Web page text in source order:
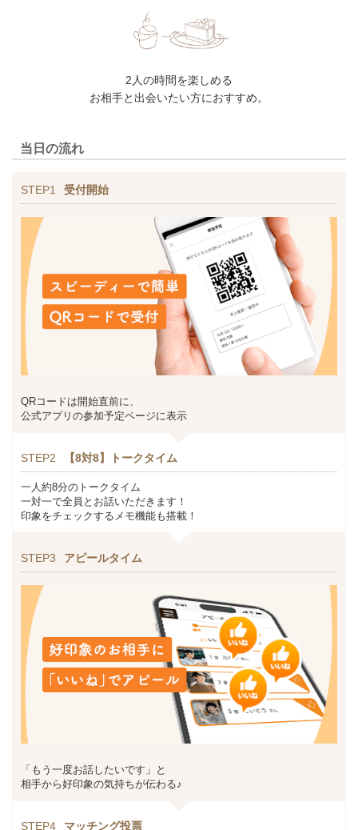
2人の時間を楽しめる
お相手と出会いたい方におすすめ。
当日の流れ
STEP1 受付開始
QRコードは開始直前に、
公式アプリの参加予定ページに表示
STEP2 【8対8】トークタイム
一人約8分のトークタイム
一対一で全員とお話いただきます！
印象をチェックするメモ機能も搭載！
STEP3 アピールタイム
「もう一度お話したいです」と
相手から好印象の気持ちが伝わる♪
STEP4 マッチング投票